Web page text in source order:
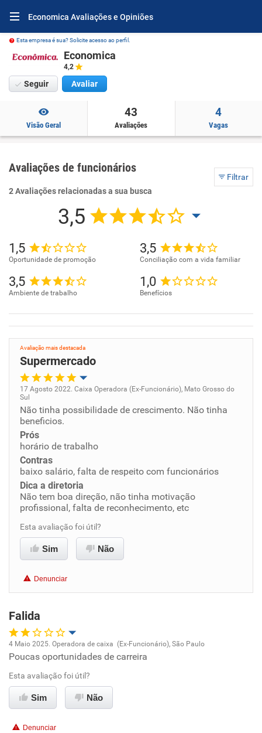
Economica Avaliações e Opiniões
Esta empresa é sua? Solicite acesso ao perfil.
Economica
4,2
Seguir Avaliar
Visão Geral
43
Avaliações
4
Vagas
Avaliações de funcionários
Filtrar
2 Avaliações relacionadas a sua busca
3,5
1,5
Oportunidade de promoção
3,5
Conciliação com a vida familiar
3,5
Ambiente de trabalho
1,0
Benefícios
Avaliação mais destacada
Supermercado
Ambiente de trabalho
Conciliação com a vida familiar
Benefícios
Não recomenda a diretoria
17 Agosto 2022. Caixa Operadora (Ex-Funcionário), Mato Grosso do
Sul
Não tinha possibilidade de crescimento. Não tinha
beneficios.
Prós
horário de trabalho
Contras
baixo salário, falta de respeito com funcionários
Dica a diretoria
Não tem boa direção, não tinha motivação
profissional, falta de reconhecimento, etc
Esta avaliação foi útil?
Sim Não
Denunciar
Falida
Oportunidade de promoção
Ambiente de trabalho
4 Maio 2025. Operadora de caixa (Ex-Funcionário), São Paulo
Poucas oportunidades de carreira
Esta avaliação foi útil?
Sim Não
Denunciar